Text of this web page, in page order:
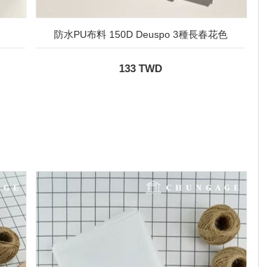
防水PU布料 150D Deuspo 3種長春花色
133 TWD